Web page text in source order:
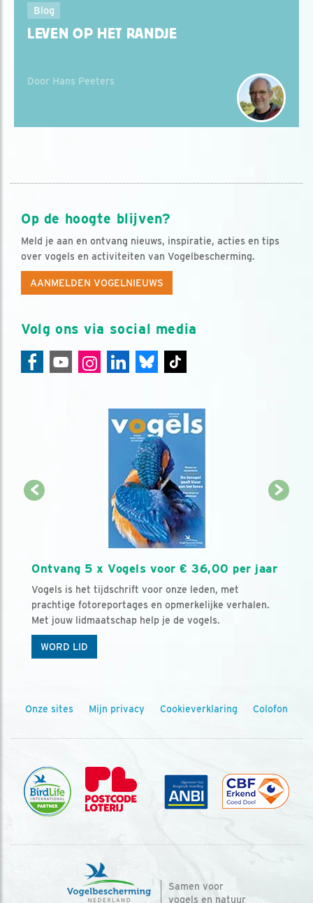
Blog
LEVEN OP HET RANDJE
Door Hans Peeters
Op de hoogte blijven?
Meld je aan en ontvang nieuws, inspiratie, acties en tips
over vogels en activiteiten van Vogelbescherming.
AANMELDEN VOGELNIEUWS
Volg ons via social media
Ontvang 5 x Vogels voor € 36,00 per jaar
Vogels is het tijdschrift voor onze leden, met
prachtige fotoreportages en opmerkelijke verhalen.
Met jouw lidmaatschap help je de vogels.
WORD LID
Onze sites Mijn privacy Cookieverklaring Colofon
Samen voor
vogels en natuur